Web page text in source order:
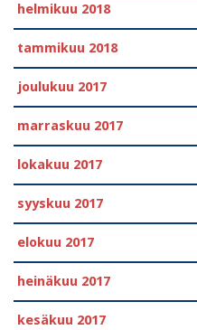
helmikuu 2018
tammikuu 2018
joulukuu 2017
marraskuu 2017
lokakuu 2017
syyskuu 2017
elokuu 2017
heinäkuu 2017
kesäkuu 2017